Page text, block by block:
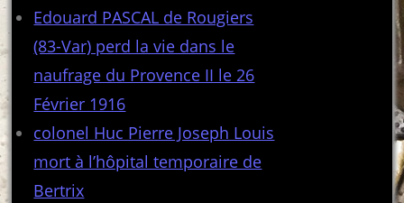
Edouard PASCAL de Rougiers
(83-Var) perd la vie dans le
naufrage du Provence II le 26
Février 1916
colonel Huc Pierre Joseph Louis
mort à l’hôpital temporaire de
Bertrix